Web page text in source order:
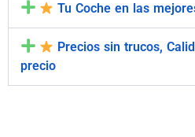
Tu Coche en las
Precios sin trucos,
precio